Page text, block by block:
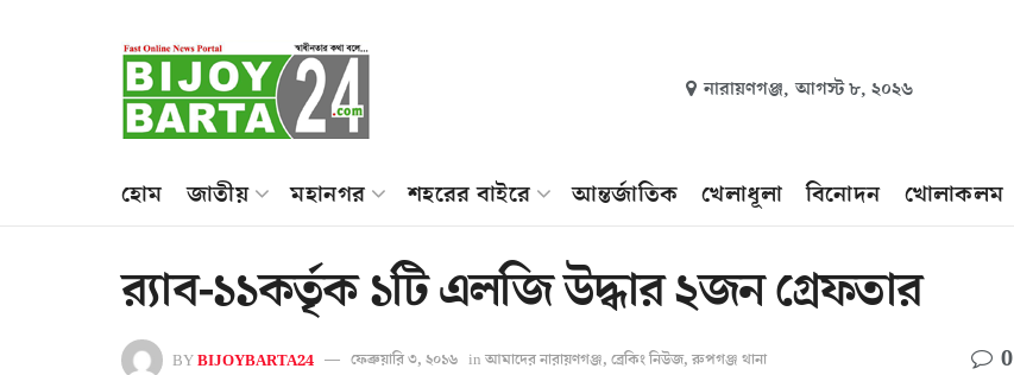
নারায়ণগঞ্জ, আগস্ট ৮, ২০২৬
হোম জাতীয় মহানগর শহরের বাইরে আন্তর্জাতিক খেলাধূলা বিনোদন খোলাকলম
র‌্যাব-১১কর্তৃক ১টি এলজি উদ্ধার ২জন গ্রেফতার
BYBIJOYBARTA24 ফেব্রুয়ারি ৩, ২০১৬ in আমাদের নারায়ণগঞ্জ, ব্রেকিং নিউজ, রুপগঞ্জ থানা 0